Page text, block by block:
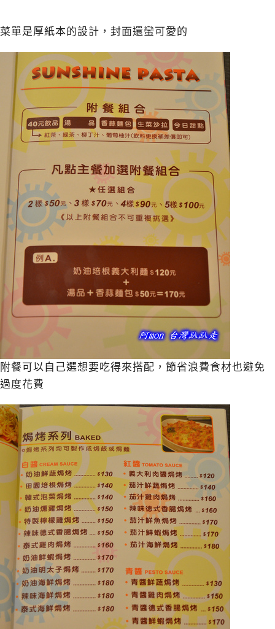
菜單是厚紙本的設計，封面還蠻可愛的
附餐可以自己選想要吃得來搭配，節省浪費食材也避免
過度花費